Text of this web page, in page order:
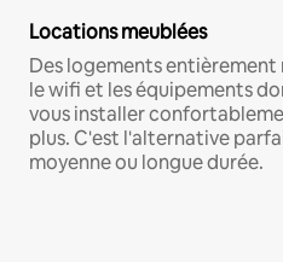
Locations meublées
Des logements entièrement
le wifi et les équipements
vous installer
plus. C'est l'alternative
moyenne ou longue durée.